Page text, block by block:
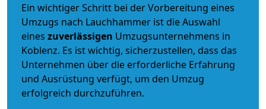
Ein wichtiger Schritt bei der Vorbereitung eines
Umzugs nach Lauchhammer ist die Auswahl
eines zuverlässigen Umzugsunternehmens in
Koblenz. Es ist wichtig, sicherzustellen, dass das
Unternehmen über die erforderliche Erfahrung
und Ausrüstung verfügt, um den Umzug
erfolgreich durchzuführen.